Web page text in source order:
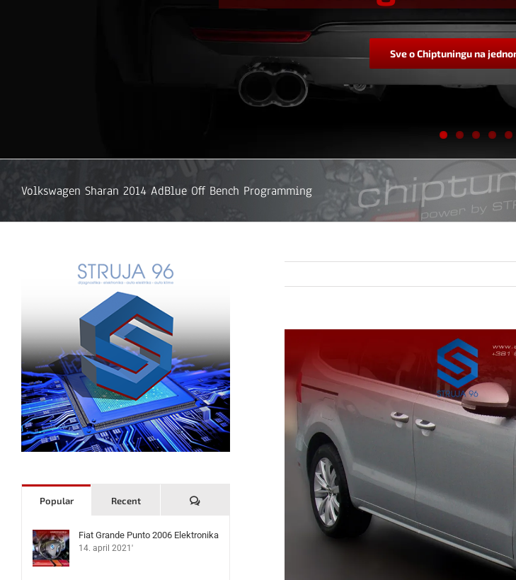
Sve o Chiptuningu na
Volkswagen Sharan 2014 AdBlue Off Bench Programming
Popular Recent Komentari
Fiat Grande Punto 2006 Elektronika
14. april 2021'